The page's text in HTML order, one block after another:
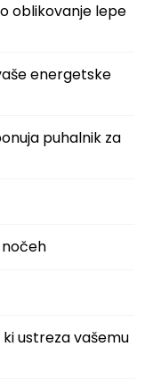
oblikovanje lepe
energetske
puhalnik za
ustreza vašemu